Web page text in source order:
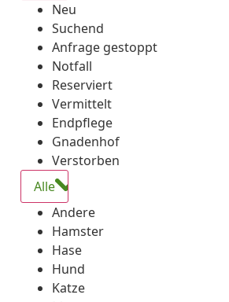
Neu
Suchend
Anfrage gestoppt
Notfall
Reserviert
Vermittelt
Endpflege
Gnadenhof
Verstorben
Alle
Andere
Hamster
Hase
Hund
Katze